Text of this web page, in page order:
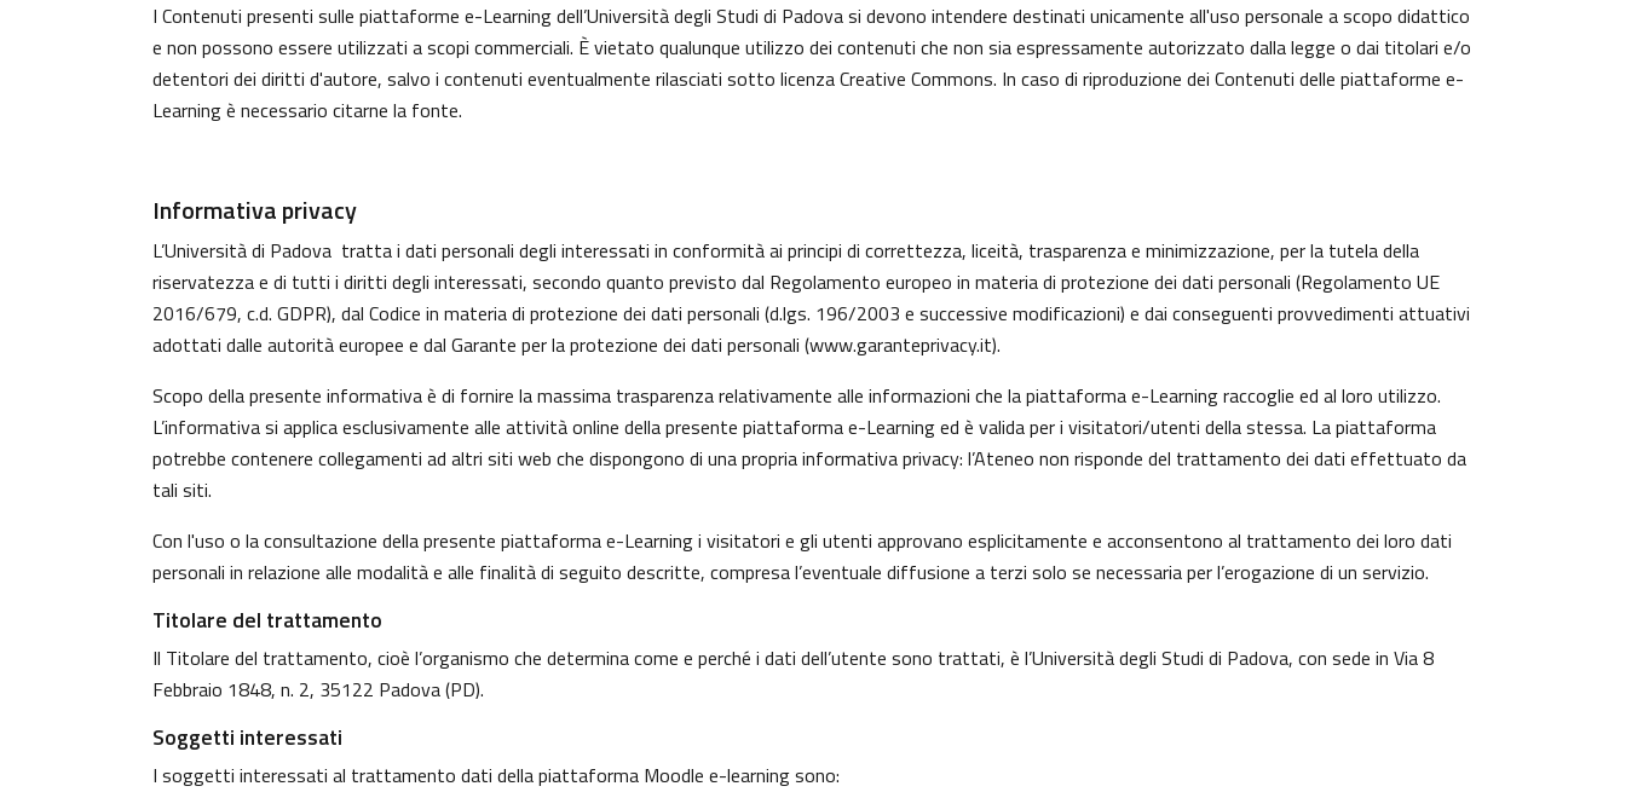
I Contenuti presenti sulle piattaforme e-Learning dell’Università degli Studi di Padova si devono intendere destinati unicamente all'uso personale a scopo didattico
e non possono essere utilizzati a scopi commerciali. È vietato qualunque utilizzo dei contenuti che non sia espressamente autorizzato dalla legge o dai titolari e/o
detentori dei diritti d'autore, salvo i contenuti eventualmente rilasciati sotto licenza Creative Commons. In caso di riproduzione dei Contenuti delle piattaforme e-
Learning è necessario citarne la fonte.
Informativa privacy
L’Università di Padova tratta i dati personali degli interessati in conformità ai principi di correttezza, liceità, trasparenza e minimizzazione, per la tutela della
riservatezza e di tutti i diritti degli interessati, secondo quanto previsto dal Regolamento europeo in materia di protezione dei dati personali (Regolamento UE
2016/679, c.d. GDPR), dal Codice in materia di protezione dei dati personali (d.lgs. 196/2003 e successive modificazioni) e dai conseguenti provvedimenti attuativi
adottati dalle autorità europee e dal Garante per la protezione dei dati personali (www.garanteprivacy.it).
Scopo della presente informativa è di fornire la massima trasparenza relativamente alle informazioni che la piattaforma e-Learning raccoglie ed al loro utilizzo.
L’informativa si applica esclusivamente alle attività online della presente piattaforma e-Learning ed è valida per i visitatori/utenti della stessa. La piattaforma
potrebbe contenere collegamenti ad altri siti web che dispongono di una propria informativa privacy: l’Ateneo non risponde del trattamento dei dati effettuato da
tali siti.
Con l'uso o la consultazione della presente piattaforma e-Learning i visitatori e gli utenti approvano esplicitamente e acconsentono al trattamento dei loro dati
personali in relazione alle modalità e alle finalità di seguito descritte, compresa l’eventuale diffusione a terzi solo se necessaria per l’erogazione di un servizio.
Titolare del trattamento
Il Titolare del trattamento, cioè l’organismo che determina come e perché i dati dell’utente sono trattati, è l’Università degli Studi di Padova, con sede in Via 8
Febbraio 1848, n. 2, 35122 Padova (PD).
Soggetti interessati
I soggetti interessati al trattamento dati della piattaforma Moodle e-learning sono: